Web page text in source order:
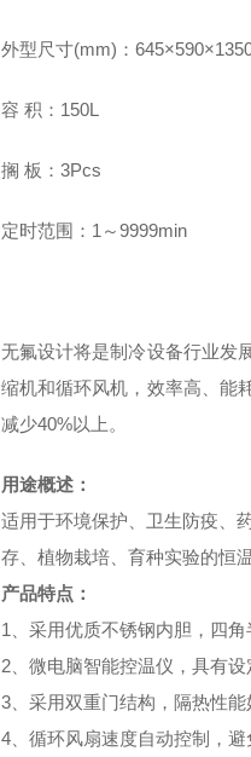
外型尺寸(mm)：
容 积：150L
搁 板：3Pcs
定时范围：1～9999min
无氟设计将是制冷设备行业发
缩机和循环风机，效率高、能
减少40%以上。
用途概述：
适用于环境保护、卫生防疫、
存、植物栽培、育种实验的恒温
产品特点：
1、采用优质不锈钢内胆，四
2、微电脑智能控温仪，具有
3、采用双重门结构，隔热性
4、循环风扇速度自动控制，避